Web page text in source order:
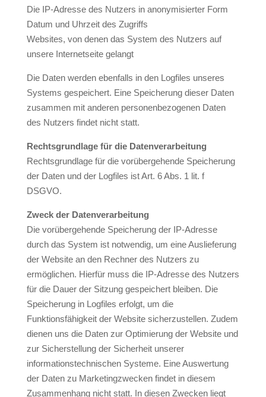
Die IP-Adresse des Nutzers in anonymisierter Form
Datum und Uhrzeit des Zugriffs
Websites, von denen das System des Nutzers auf
unsere Internetseite gelangt
Die Daten werden ebenfalls in den Logfiles unseres
Systems gespeichert. Eine Speicherung dieser Daten
zusammen mit anderen personenbezogenen Daten
des Nutzers findet nicht statt.
Rechtsgrundlage für die Datenverarbeitung
Rechtsgrundlage für die vorübergehende Speicherung
der Daten und der Logfiles ist Art. 6 Abs. 1 lit. f
DSGVO.
Zweck der Datenverarbeitung
Die vorübergehende Speicherung der IP-Adresse
durch das System ist notwendig, um eine Auslieferung
der Website an den Rechner des Nutzers zu
ermöglichen. Hierfür muss die IP-Adresse des Nutzers
für die Dauer der Sitzung gespeichert bleiben. Die
Speicherung in Logfiles erfolgt, um die
Funktionsfähigkeit der Website sicherzustellen. Zudem
dienen uns die Daten zur Optimierung der Website und
zur Sicherstellung der Sicherheit unserer
informationstechnischen Systeme. Eine Auswertung
der Daten zu Marketingzwecken findet in diesem
Zusammenhang nicht statt. In diesen Zwecken liegt